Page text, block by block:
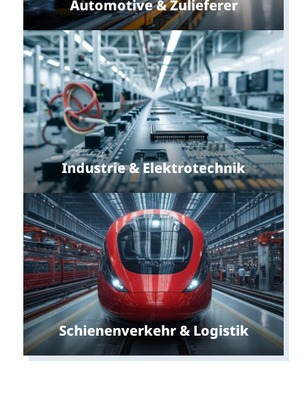
Automotive & Zulieferer
Industrie & Elektrotechnik
Schienenverkehr & Logistik